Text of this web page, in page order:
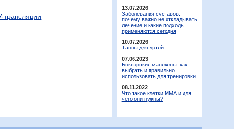
трансляции
13.07.2026
Заболевания суставов:
почему важно не откладывать
лечение и какие подходы
применяются сегодня
10.07.2026
Танцы для детей
07.06.2023
Боксерские манекены: как
выбрать и правильно
использовать для тренировки
08.11.2022
Что такое клетки ММА и для
чего они нужны?